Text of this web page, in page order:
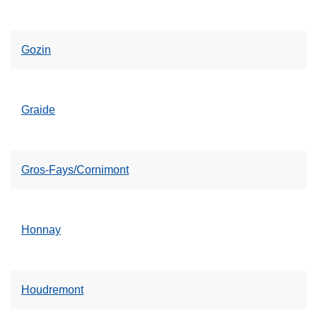
Gozin
Graide
Gros-Fays/Cornimont
Honnay
Houdremont